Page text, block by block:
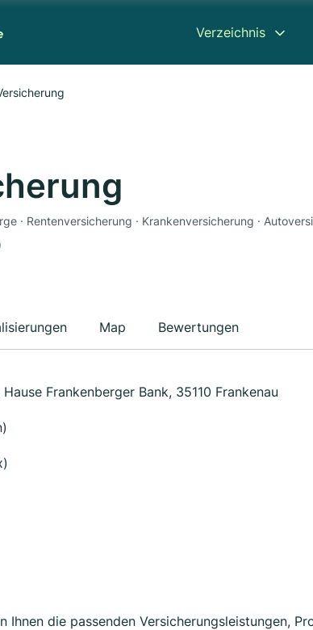
Verzeichnis
· Rentenversicherung · Krankenversicherung ·
Map Bewertungen
Frankenberger Bank, 35110 Frankenau
Ihnen die passenden Versicherungsleistungen,